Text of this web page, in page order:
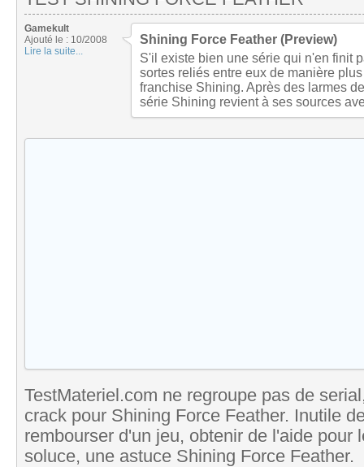
Gamekult
Ajouté le : 10/2008
Lire la suite...
Shining Force Feather (Preview)
S'il existe bien une série qui n'en finit
sortes reliés entre eux de manière
franchise Shining. Après des larmes
série Shining revient à ses sources
TestMateriel.com ne regroupe pas de
crack pour Shining Force Feather. Inutile
rembourser d'un jeu, obtenir de l'aide pour
soluce, une astuce Shining Force Feather.